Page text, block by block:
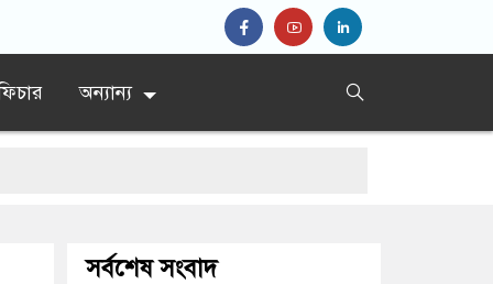
অন্যান্য
সর্বশেষ সংবাদ